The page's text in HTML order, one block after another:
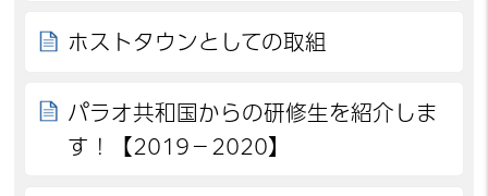
ホストタウンとしての取組
パラオ共和国からの研修生を紹介しま
す！【2019－2020】